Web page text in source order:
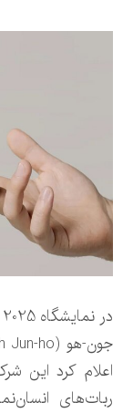
اعلام کرد این